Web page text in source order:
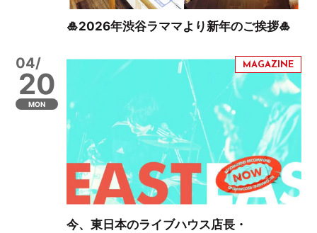
🎍2026年渋谷ラママより新年のご挨拶🎍
04/
20
MON
今、東日本のライブハウス店長・